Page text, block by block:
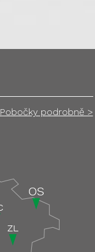
Pobočky podrobně >